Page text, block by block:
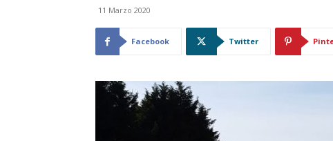
11 Marzo 2020
Facebook Twitter